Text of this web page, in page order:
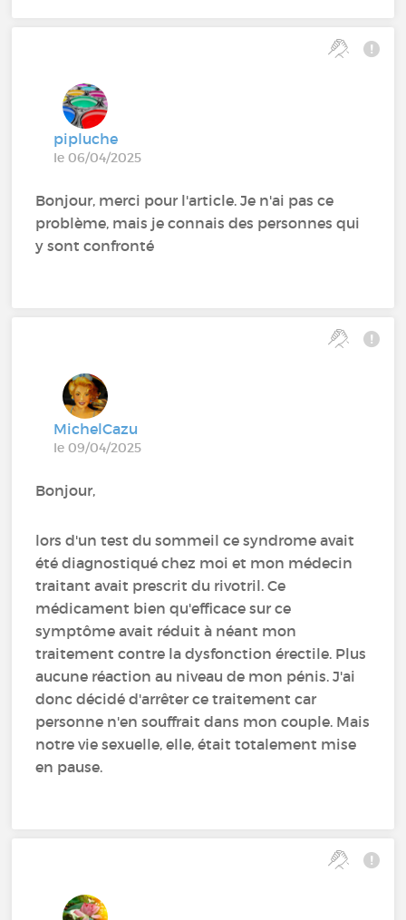
pipluche
le 06/04/2025
Bonjour, merci pour l'article. Je n'ai pas ce
problème, mais je connais des personnes qui
y sont confronté
MichelCazu
le 09/04/2025
Bonjour,
lors d'un test du sommeil ce syndrome avait
été diagnostiqué chez moi et mon médecin
traitant avait prescrit du rivotril. Ce
médicament bien qu'efficace sur ce
symptôme avait réduit à néant mon
traitement contre la dysfonction érectile. Plus
aucune réaction au niveau de mon pénis. J'ai
donc décidé d'arrêter ce traitement car
personne n'en souffrait dans mon couple. Mais
notre vie sexuelle, elle, était totalement mise
en pause.